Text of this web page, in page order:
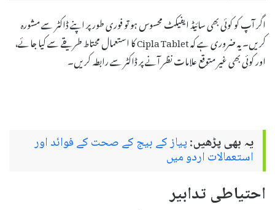
اگر آپ کو کوئی بھی سائیڈ ایفیکٹ محسوس ہو تو فوری طور پر اپنے ڈاکٹر سے مشورہ
کریں۔ یہ ضروری ہے کہ Cipla Tablet کا استعمال محتاط طریقے سے کیا جائے،
اور کوئی بھی غیر متوقع علامات نظر آنے پر ڈاکٹر سے رابطہ کریں۔
یہ بھی پڑھیں:پیاز کے بیج کے صحت کے فوائد اور
استعمالات اردو میں
احتیاطی تدابیر